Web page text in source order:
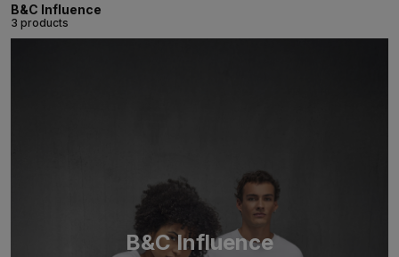
B&C Influence
3 products
B&C Influence